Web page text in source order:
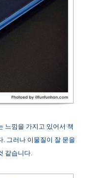
느낌을 가지고 있어서 책
. 그러나 이물질이 잘 묻을
같습니다.